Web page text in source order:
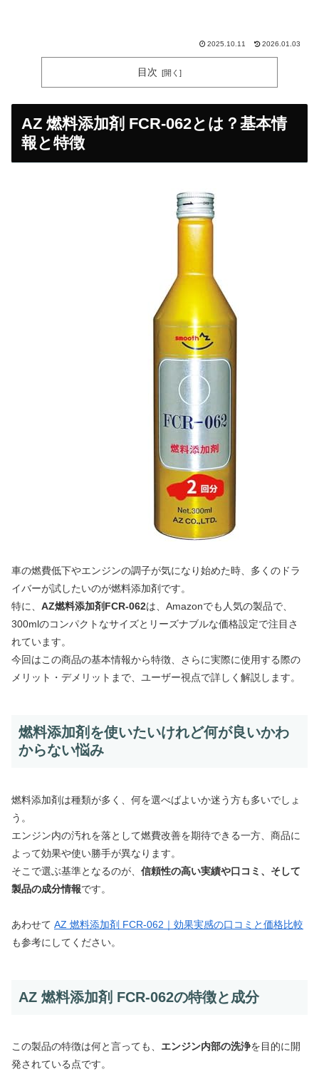
2025.10.11 2026.01.03
目次
AZ 燃料添加剤 FCR-062とは？基本情
報と特徴
車の燃費低下やエンジンの調子が気になり始めた時、多くのドラ
イバーが試したいのが燃料添加剤です。
特に、 AZ燃料添加剤FCR-062は、Amazonでも人気の製品で、
300mlのコンパクトなサイズとリーズナブルな価格設定で注目さ
れています。
今回はこの商品の基本情報から特徴、さらに実際に使用する際の
メリット・デメリットまで、ユーザー視点で詳しく解説します。
燃料添加剤を使いたいけれど何が良いかわ
からない悩み
燃料添加剤は種類が多く、何を選べばよいか迷う方も多いでしょ
う。
エンジン内の汚れを落として燃費改善を期待できる一方、商品に
よって効果や使い勝手が異なります。
そこで選ぶ基準となるのが、 信頼性の高い実績や口コミ、そして
製品の成分情報です。
あわせて AZ 燃料添加剤 FCR-062｜効果実感の口コミと価格比較
も参考にしてください。
AZ 燃料添加剤 FCR-062の特徴と成分
この製品の特徴は何と言っても、 エンジン内部の洗浄を目的に開
発されている点です。